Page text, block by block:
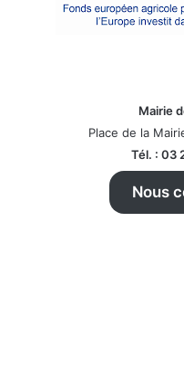
Mairie
Place de la
Tél. : 03
Nous